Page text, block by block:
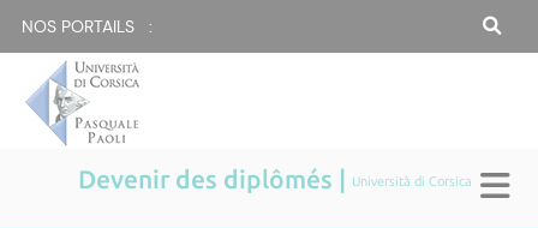
NOS PORTAILS :
Devenir des diplômés | Università di Corsica